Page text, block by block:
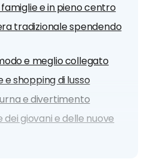
e in pieno centro
tradizionale spendendo
e meglio collegato
e shopping di lusso
e divertimento
dei giovani e delle nuove